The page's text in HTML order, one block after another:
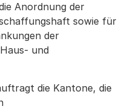
Anordnung der
sowie für
der
und
die Kantone, die